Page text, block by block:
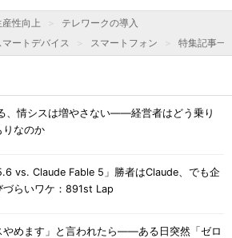
産性向上
テレワークの導入
マートデバイス スマートフォン 特集記事一
、情シスは増やさない――経営者はどう乗り
りなのか
vs. Claude Fable 5」勝者はClaude、でも企
づらいワケ：891st Lap
やめます」と言われたら――ある日突然「ゼロ